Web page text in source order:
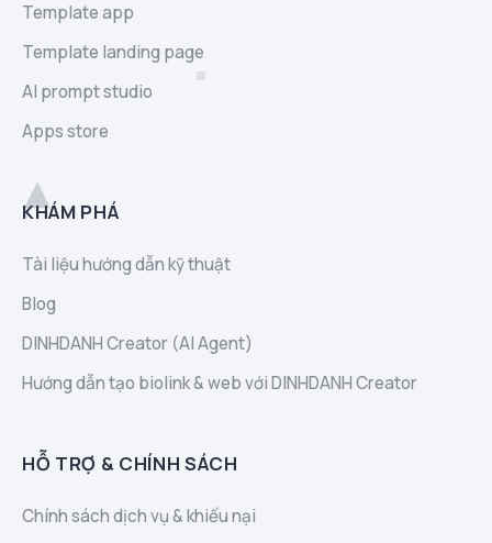
Template app
Template landing page
AI prompt studio
Apps store
KHÁM PHÁ
Tài liệu hướng dẫn kỹ thuật
Blog
DINHDANH Creator (AI Agent)
Hướng dẫn tạo biolink & web với DINHDANH Creator
HỖ TRỢ & CHÍNH SÁCH
Chính sách dịch vụ & khiếu nại